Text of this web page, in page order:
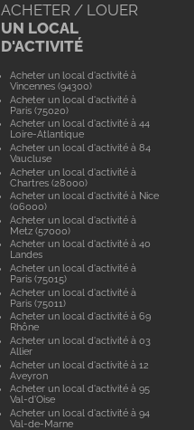
ACHETER / LOUER
UN LOCAL
D'ACTIVITÉ
Acheter un local d'activité à
Vincennes (94300)
Acheter un local d'activité à
Paris (75020)
Acheter un local d'activité à 44
Loire-Atlantique
Acheter un local d'activité à 84
Vaucluse
Acheter un local d'activité à
Chartres (28000)
Acheter un local d'activité à Nice
(06000)
Acheter un local d'activité à
Metz (57000)
Acheter un local d'activité à 40
Landes
Acheter un local d'activité à
Paris (75015)
Acheter un local d'activité à
Paris (75011)
Acheter un local d'activité à 69
Rhône
Acheter un local d'activité à 03
Allier
Acheter un local d'activité à 12
Aveyron
Acheter un local d'activité à 95
Val-d'Oise
Acheter un local d'activité à 94
Val-de-Marne